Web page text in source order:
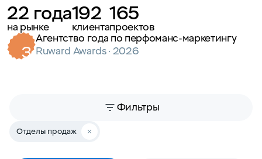
22 года
на рынке
192
клиента
165
проектов
3
Гран-при диджитал-рынка в категории
«Агентство года»
Фильтры
Отделы продаж